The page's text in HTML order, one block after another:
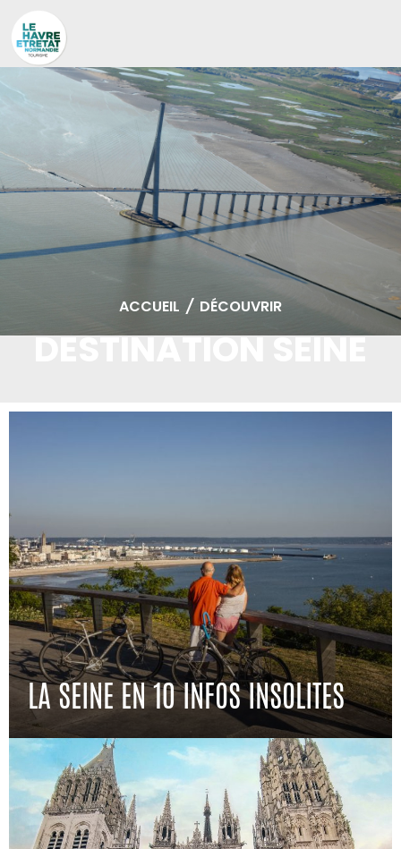
ACCUEIL / DÉCOUVRIR
DESTINATION SEINE
LA SEINE EN 10 INFOS INSOLITES
Cookies management panel